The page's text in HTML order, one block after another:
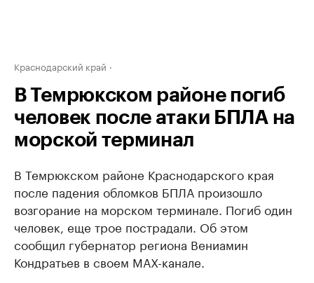
Краснодарский край
В Темрюкском районе погиб
человек после атаки БПЛА на
морской терминал
В Темрюкском районе Краснодарского края
после падения обломков БПЛА произошло
возгорание на морском терминале. Погиб один
человек, еще трое пострадали. Об этом
сообщил губернатор региона Вениамин
Кондратьев в своем МАХ-канале.